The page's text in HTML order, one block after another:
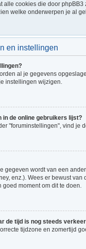
alle cookies die door
welke onderwerpen je al
en instellingen
al je gegevens
instellingen wijzigen.
in de online gebruikers lijst?
"foruminstellingen", vind je
gegeven wordt van een
enz.). Wees er bewust
moment om dit te doen.
de tijd is nog steeds
tijdzone en zomertijd